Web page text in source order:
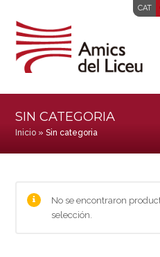
CAT
SIN CATEGORIA
Inicio »Sin categoria
No se encontraron
selección.